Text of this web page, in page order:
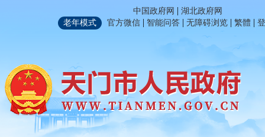
中国政府网 | 湖北政府网
老年模式
官方微信 | 智能问答 | 无障碍浏览 | 繁體 |